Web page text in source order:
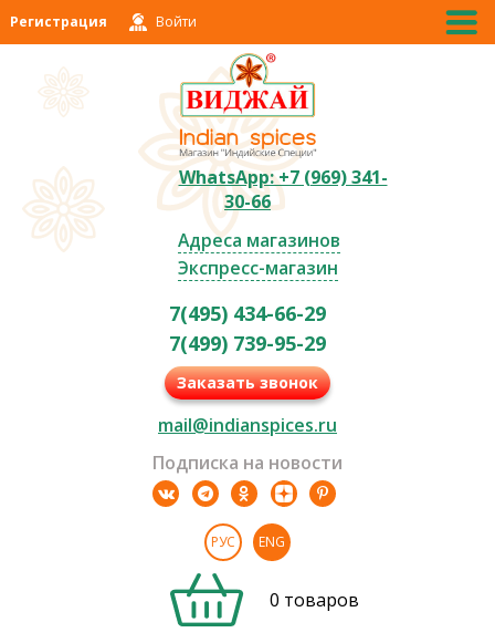
Регистрация Войти
WhatsApp: +7 (969) 341-
30-66
Адреса магазинов
Экспресс-магазин
7(495) 434-66-29
7(499) 739-95-29
Заказать звонок
mail@indianspices.ru
Подписка на новости
РУС ENG
0 товаров